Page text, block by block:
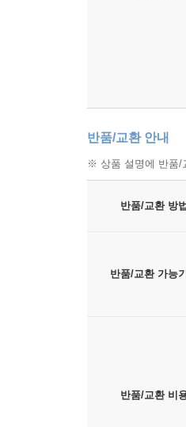
반품/교환 안내
※ 상품 설명에 반품/
반품/교환 방법
반품/교환 가능
반품/교환 비